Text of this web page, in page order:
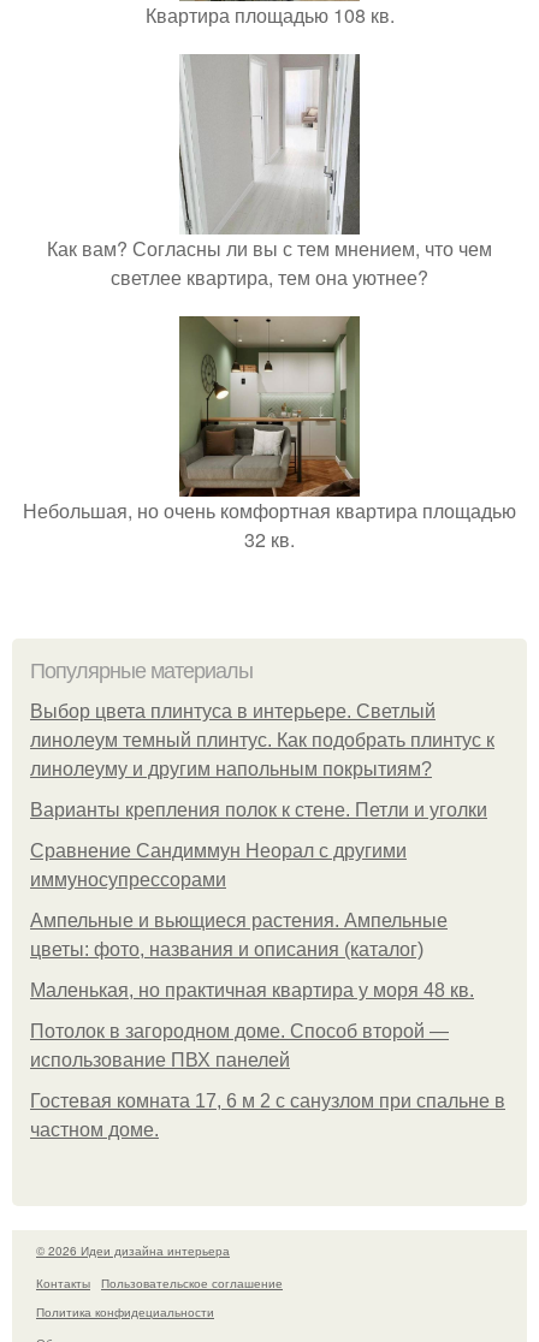
Квартира площадью 108 кв.
Как вам? Согласны ли вы с тем мнением, что чем
светлее квартира, тем она уютнее?
Небольшая, но очень комфортная квартира площадью
32 кв.
Популярные материалы
Выбор цвета плинтуса в интерьере. Светлый
линолеум темный плинтус. Как подобрать плинтус к
линолеуму и другим напольным покрытиям?
Варианты крепления полок к стене. Петли и уголки
Сравнение Сандиммун Неорал с другими
иммуносупрессорами
Ампельные и вьющиеся растения. Ампельные
цветы: фото, названия и описания (каталог)
Маленькая, но практичная квартира у моря 48 кв.
Потолок в загородном доме. Способ второй —
использование ПВХ панелей
Гостевая комната 17, 6 м 2 с санузлом при спальне в
частном доме.
© 2026 Идеи дизайна интерьера
Контакты
Пользовательское соглашение
Политика конфидециальности